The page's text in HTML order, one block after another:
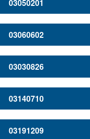
03050201
03060602
03030826
03140710
03191209